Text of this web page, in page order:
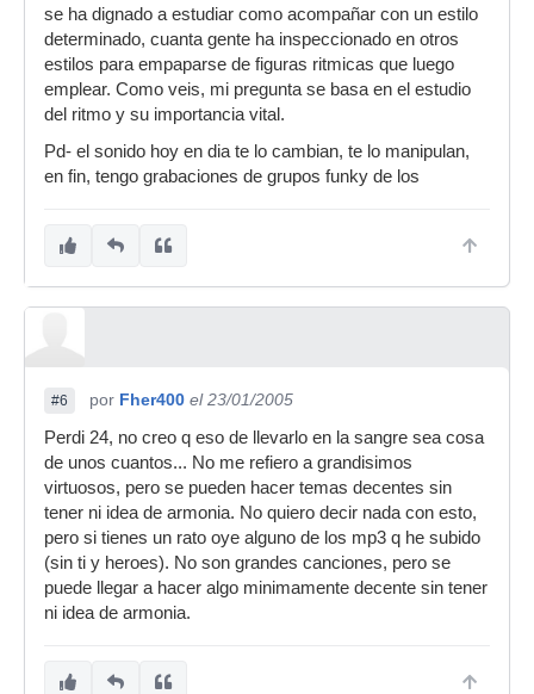
se ha dignado a estudiar como acompañar con un estilo
determinado, cuanta gente ha inspeccionado en otros
estilos para empaparse de figuras ritmicas que luego
emplear. Como veis, mi pregunta se basa en el estudio
del ritmo y su importancia vital.
Pd- el sonido hoy en dia te lo cambian, te lo manipulan,
en fin, tengo grabaciones de grupos funky de los
#6 por Fher400 el 23/01/2005
Perdi 24, no creo q eso de llevarlo en la sangre sea cosa
de unos cuantos... No me refiero a grandisimos
virtuosos, pero se pueden hacer temas decentes sin
tener ni idea de armonia. No quiero decir nada con esto,
pero si tienes un rato oye alguno de los mp3 q he subido
(sin ti y heroes). No son grandes canciones, pero se
puede llegar a hacer algo minimamente decente sin tener
ni idea de armonia.